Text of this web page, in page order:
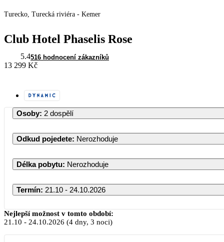
Turecko, Turecká riviéra - Kemer
Club Hotel Phaselis Rose
5.4516 hodnocení zákazníků
13 299 Kč
Osoby: 2 dospělí
Odkud pojedete: Nerozhoduje
Délka pobytu: Nerozhoduje
Termín: 21.10 - 24.10.2026
PO
Nejlepší možnost v tomto období:
21.10 - 24.10.2026 (4 dny, 3 noci)